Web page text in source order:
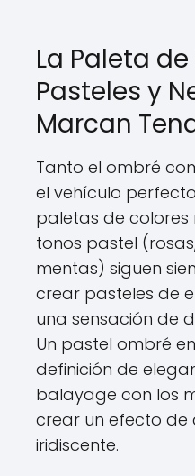
La Paleta
Pasteles y
Marcan
Tanto el ombré
el vehículo
paletas de colores
tonos pastel
mentas) siguen
crear pasteles de
una sensación de
Un pastel ombré
definición de
balayage con los
crear un efecto
iridiscente.